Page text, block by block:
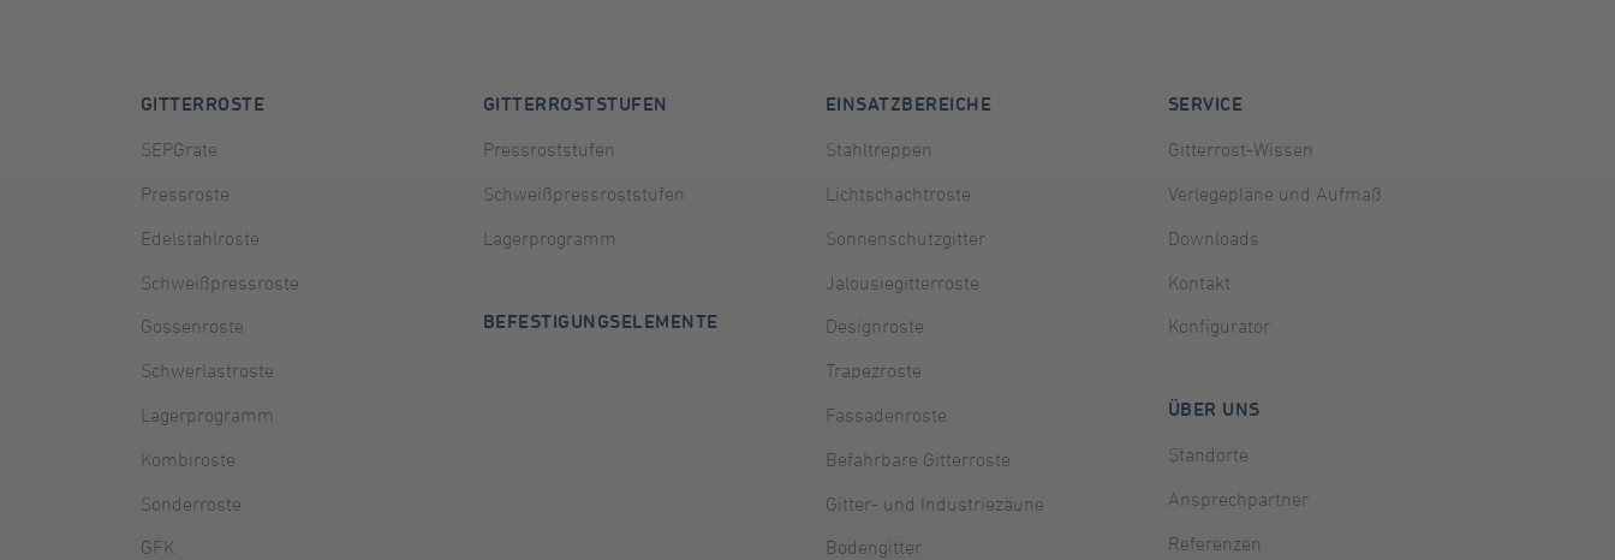
GITTERROSTE
SEPGrate
Pressroste
Edelstahlroste
Schweißpressroste
Gossenroste
Schwerlastroste
Lagerprogramm
Kombiroste
Sonderroste
GFK
GITTERROSTSTUFEN
Pressroststufen
Schweißpressroststufen
Lagerprogramm
BEFESTIGUNGSELEMENTE
EINSATZBEREICHE
Stahltreppen
Lichtschachtroste
Sonnenschutzgitter
Jalousiegitterroste
Designroste
Trapezroste
Fassadenroste
Befahrbare Gitterroste
Gitter- und Industriezäune
Bodengitter
SERVICE
Gitterrost-Wissen
Verlegepläne und Aufmaß
Downloads
Kontakt
Konfigurator
ÜBER UNS
Standorte
Ansprechpartner
Referenzen